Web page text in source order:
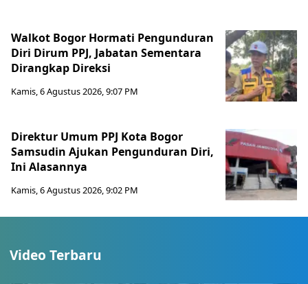
Walkot Bogor Hormati Pengunduran
Diri Dirum PPJ, Jabatan Sementara
Dirangkap Direksi
Kamis, 6 Agustus 2026, 9:07 PM
Direktur Umum PPJ Kota Bogor
Samsudin Ajukan Pengunduran Diri,
Ini Alasannya
Kamis, 6 Agustus 2026, 9:02 PM
Video Terbaru